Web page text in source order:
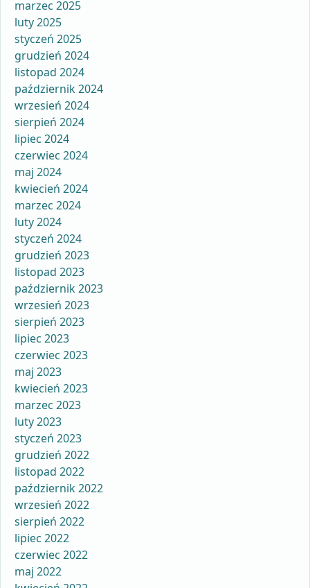
marzec 2025
luty 2025
styczeń 2025
grudzień 2024
listopad 2024
październik 2024
wrzesień 2024
sierpień 2024
lipiec 2024
czerwiec 2024
maj 2024
kwiecień 2024
marzec 2024
luty 2024
styczeń 2024
grudzień 2023
listopad 2023
październik 2023
wrzesień 2023
sierpień 2023
lipiec 2023
czerwiec 2023
maj 2023
kwiecień 2023
marzec 2023
luty 2023
styczeń 2023
grudzień 2022
listopad 2022
październik 2022
wrzesień 2022
sierpień 2022
lipiec 2022
czerwiec 2022
maj 2022